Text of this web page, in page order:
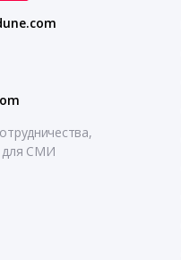
для СМИ